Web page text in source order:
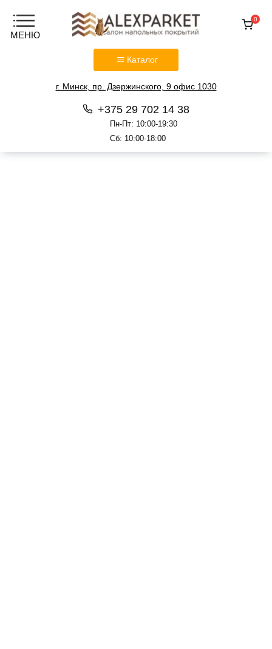
Каталог
г. Минск, пр. Дзержинского, 9 офис 1030
+375 29 702 14 38
Пн-Пт: 10:00-19:30
Сб: 10:00-18:00
0